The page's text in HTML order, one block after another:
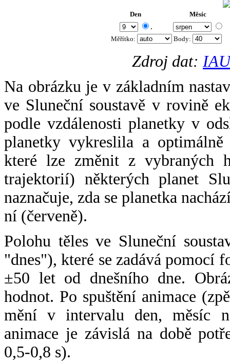
Den Měsíc
.
Měřítko: Body:
Zdroj dat:
Na obrázku je v základním
ve Sluneční soustavě v rovině
podle vzdálenosti planetky v
planetky vykreslila a
které lze změnit z vybraných
trajektorií) některých planet
naznačuje, zda se planetka
ní (červeně).
Polohu těles ve Sluneční
"dnes"), které se zadává pomocí
±50 let od dnešního dne.
hodnot. Po spuštění animace
mění v intervalu den, měsíc
animace je závislá na době
0,5-0,8 s).